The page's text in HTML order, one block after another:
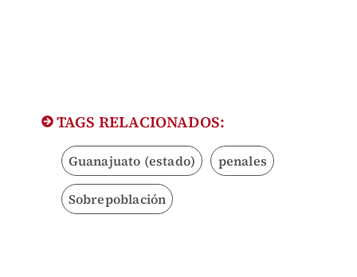
TAGS RELACIONADOS:
Guanajuato (estado) penales
Sobrepoblación